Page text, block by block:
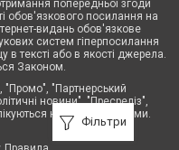
Фільтри
попередньої згоди
обов'язкового посилання на
видань обов'язкове
систем гіперпосилання
в тексті або в якості джерела.
Законом.
"Промо", "Партнерський
новини", "Пресреліз",
на правах реклами.